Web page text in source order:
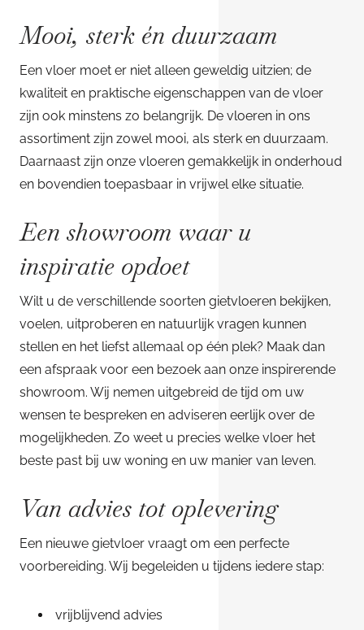
Mooi, sterk én duurzaam
Een vloer moet er niet alleen geweldig uitzien; de
kwaliteit en praktische eigenschappen van de vloer
zijn ook minstens zo belangrijk. De vloeren in ons
assortiment zijn zowel mooi, als sterk en duurzaam.
Daarnaast zijn onze vloeren gemakkelijk in onderhoud
en bovendien toepasbaar in vrijwel elke situatie.
Een showroom waar u
inspiratie opdoet
Wilt u de verschillende soorten gietvloeren bekijken,
voelen, uitproberen en natuurlijk vragen kunnen
stellen en het liefst allemaal op één plek? Maak dan
een afspraak voor een bezoek aan onze inspirerende
showroom. Wij nemen uitgebreid de tijd om uw
wensen te bespreken en adviseren eerlijk over de
mogelijkheden. Zo weet u precies welke vloer het
beste past bij uw woning en uw manier van leven.
Van advies tot oplevering
Een nieuwe gietvloer vraagt om een perfecte
voorbereiding. Wij begeleiden u tijdens iedere stap:
vrijblijvend advies